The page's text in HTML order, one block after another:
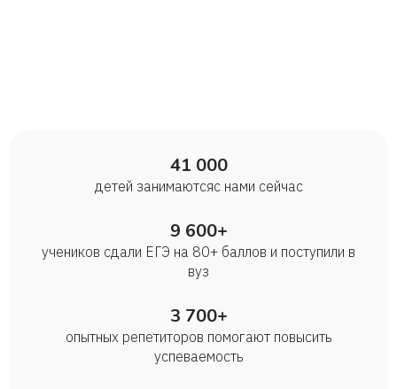
41 000
детей занимаются с нами сейчас
9 600+
учеников сдали ЕГЭ на 80+ баллов и поступили в
вуз
3 700+
опытных репетиторов помогают повысить
успеваемость